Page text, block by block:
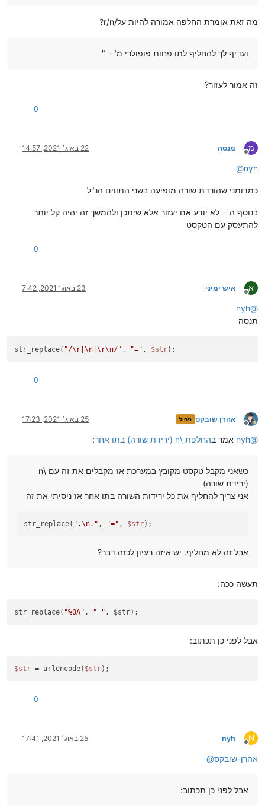
מה זאת אומרת החלפה אמורה להיות על/r/n?
ועדיף לך להחליף לתו פחות פופולרי מ"= "
זה אמור לעזור?
0
מ
מנותק
מנסה 22 באוג׳ 2021, 14:57
@nyh
כמדומני שהורדת שורה מופיעה בשני התווים הנ"ל
בנוסף ה = לא יודע אם יעזור אלא שיתכן ולהמשך זה יהיה קל יותר
להתעסק עם הטקסט
0
א
מנותק
איש ימיני 23 באוג׳ 2021, 7:42
@
nyh
תנסה
str_replace( "/\r |\n |\r\n/" , "=" , $str
0
מנותק
אהרן שובקס ניהול 25 באוג׳ 2021, 17:23
@
nyh אמר בהחלפת \n (ירידת שורה) בתו אחר :
כשאני מקבל טקסט מקובץ במערכת אז מקבלים את זה עם \n
(ירידת שורה)
אני צריך להחליף את כל ירידות השורה בתו אחר אז ניסיתי את זה
str_replace( ".\n." , "=" , $str
אבל זה לא מחליף. יש איזה רעיון לכזה דבר?
תעשה ככה:
str_replace( "%0A" , "=" , $str);
אבל לפני כן תכתוב:
$str = urlencode( $str);
0
N
מנותק
nyh 25 באוג׳ 2021, 17:41
@אהרן-שובקס
אבל לפני כן תכתוב: